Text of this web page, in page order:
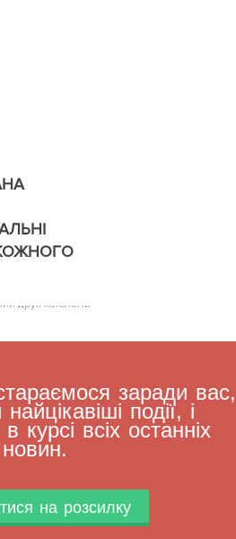
друк каталогів
заради вас,
події, і
курсі всіх останніх
новин.
на розсилку